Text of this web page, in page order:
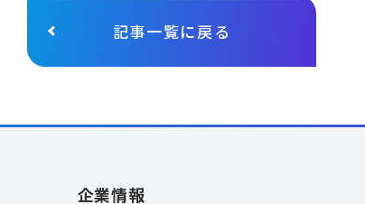
記事一覧に戻る
企業情報